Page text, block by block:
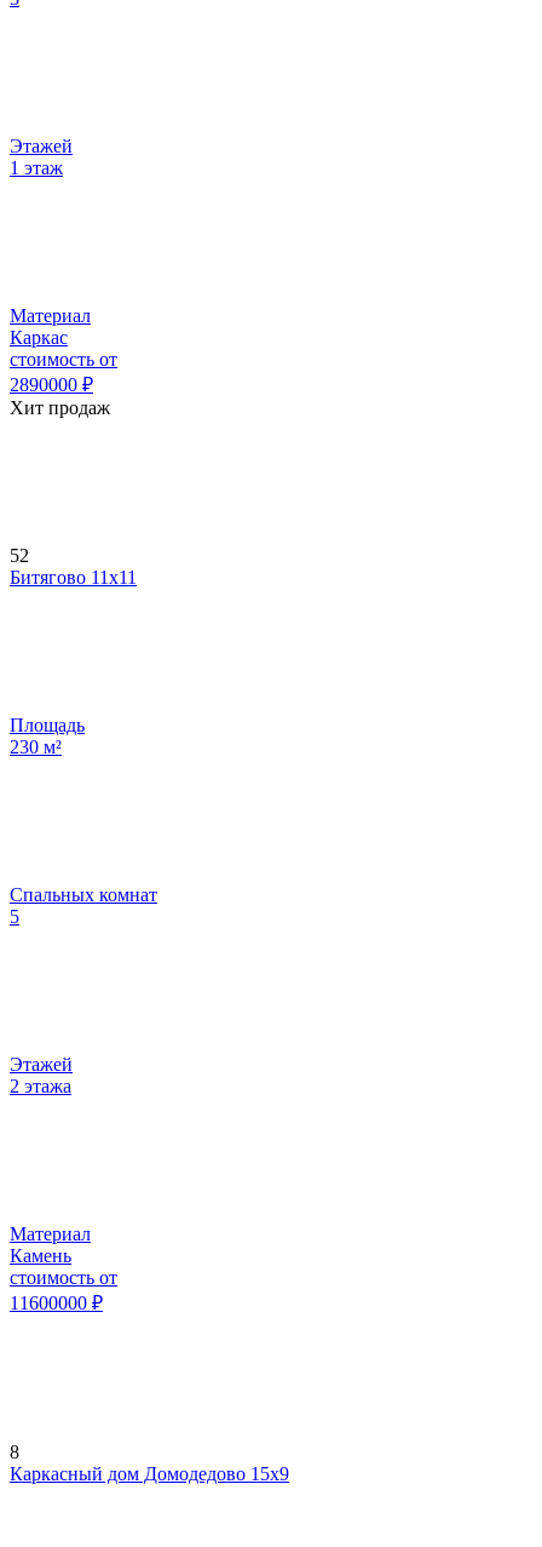
Этажей
1 этаж
Материал
Каркас
стоимость от
2890000 ₽
Хит продаж
52
Битягово 11х11
Площадь
230 м²
Спальных комнат
5
Этажей
2 этажа
Материал
Камень
стоимость от
11600000 ₽
8
Каркасный дом Домодедово 15х9